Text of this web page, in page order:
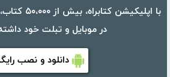
با
در موبایل و تبلت خود
دانلود و نصب